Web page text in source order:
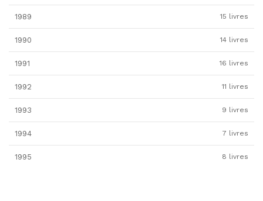
1989 15 livres
1990 14 livres
1991 16 livres
1992 11 livres
1993 9 livres
1994 7 livres
1995 8 livres